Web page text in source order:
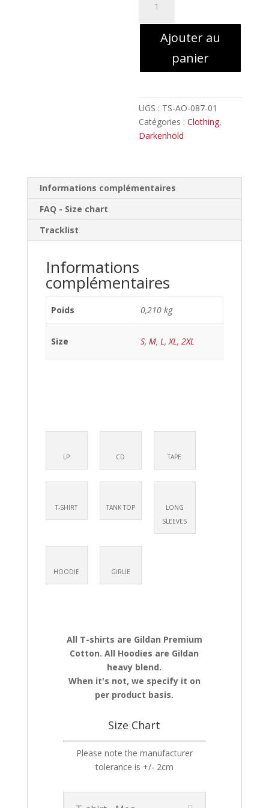
Darkenhöld
Ajouter au
panier
UGS : TS-AO-087-01
Catégories :Clothing,
Darkenhöld
Informations complémentaires
FAQ - Size chart
Tracklist
Informations
complémentaires
Poids 0,210 kg
Size S, M, L,XL, 2XL
LP CD TAPE
T-SHIRT TANK TOP
LONG
SLEEVES
HOODIE GIRLIE
All T-shirts are Gildan Premium
Cotton. All Hoodies are Gildan
heavy blend.
When it's not, we specify it on
per product basis.
Size Chart
Please note the manufacturer
tolerance is +/- 2cm